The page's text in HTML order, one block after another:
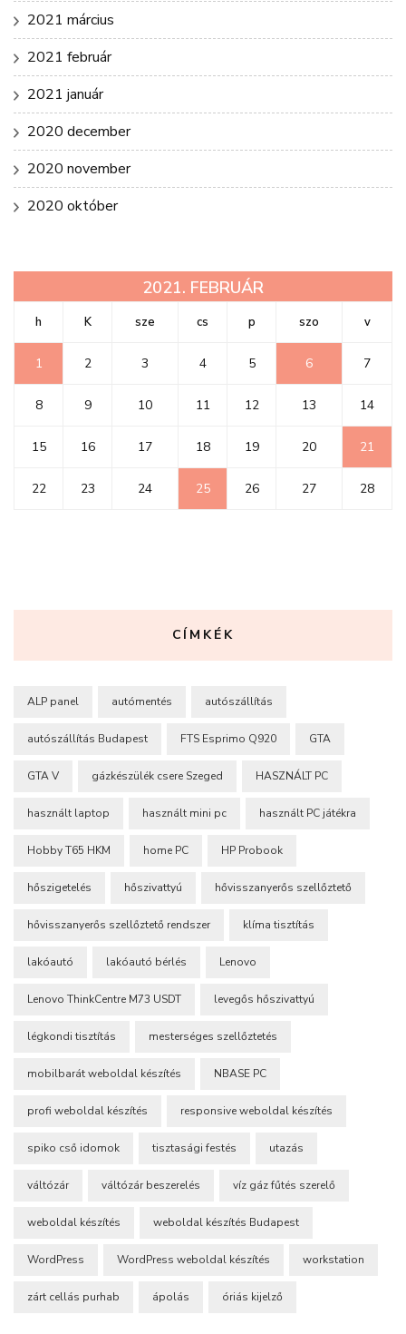
2021 március
2021 február
2021 január
2020 december
2020 november
2020 október
2021. FEBRUÁR
h K sze cs p szo v
1 2 3 4 5 6 7
8 9 10 11 12 13 14
15 16 17 18 19 20 21
22 23 24 25 26 27 28
CÍMKÉK
ALP panel autómentés autószállítás
autószállítás Budapest FTS Esprimo Q920 GTA
GTA V gázkészülék csere Szeged HASZNÁLT PC
használt laptop használt mini pc használt PC játékra
Hobby T65 HKM home PC HP Probook
hőszigetelés hőszivattyú hővisszanyerős szellőztető
hővisszanyerős szellőztető rendszer klíma tisztítás
lakóautó lakóautó bérlés Lenovo
Lenovo ThinkCentre M73 USDT levegős hőszivattyú
légkondi tisztítás mesterséges szellőztetés
mobilbarát weboldal készítés NBASE PC
profi weboldal készítés responsive weboldal készítés
spiko cső idomok tisztasági festés utazás
váltózár váltózár beszerelés víz gáz fűtés szerelő
weboldal készítés weboldal készítés Budapest
WordPress WordPress weboldal készítés workstation
zárt cellás purhab ápolás óriás kijelző